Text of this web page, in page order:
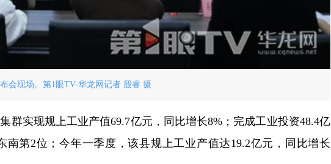
会现场。第1眼TV-华龙网记者 殷睿 摄
群实现规上工业产值69.7亿元，同比增长8%；完成工业投资48.4亿
南第2位；今年一季度，该县规上工业产值达19.2亿元，同比增长